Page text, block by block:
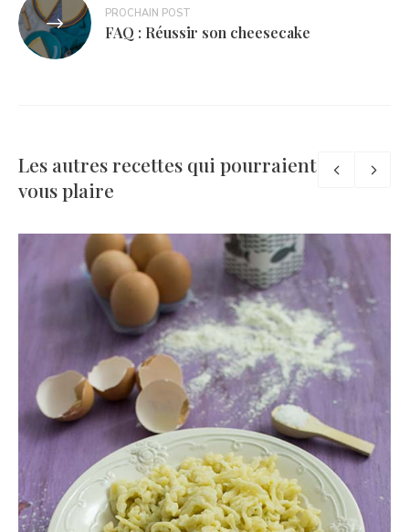
PROCHAIN POST
FAQ : Réussir son cheesecake
Les autres recettes qui pourraient
vous plaire